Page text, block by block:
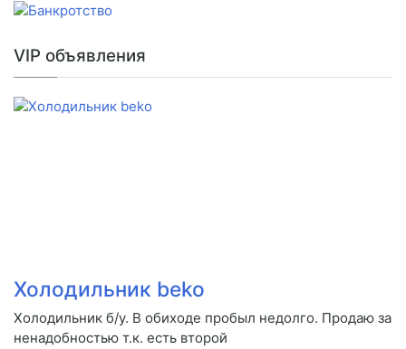
VIP объявления
Холодильник beko
Холодильник б/у. В обиходе пробыл недолго. Продаю за
ненадобностью т.к. есть второй